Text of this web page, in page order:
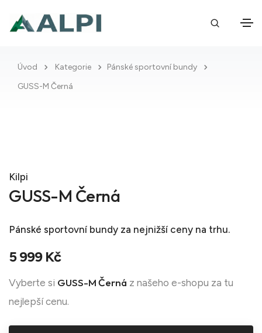
Úvod Kategorie
Pánské sportovní bundy
GUSS-M Černá
Kilpi
GUSS-M Černá
Pánské sportovní bundy za nejnižší ceny na trhu.
5 999 Kč
Vyberte si GUSS-M Černá z našeho e-shopu za tu
nejlepší cenu.